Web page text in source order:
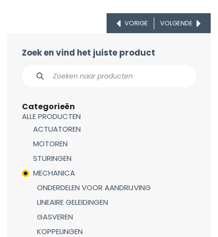
VORIGE VOLGENDE
Zoek en vind het juiste product
Categorieën
ALLE PRODUCTEN
ACTUATOREN
MOTOREN
STURINGEN
MECHANICA
ONDERDELEN VOOR AANDRIJVING
LINEAIRE GELEIDINGEN
GASVEREN
KOPPELINGEN